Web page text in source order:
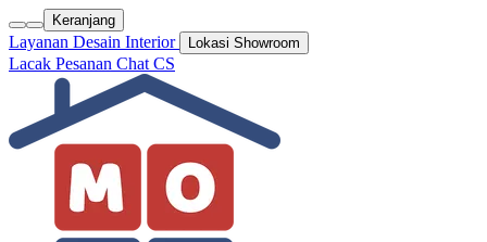
Keranjang
Layanan Desain Interior Lokasi Showroom
Lacak Pesanan Chat CS